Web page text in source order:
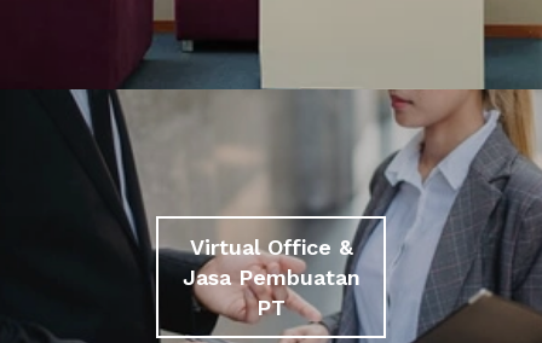
Virtual Office &
Jasa Pembuatan
PT